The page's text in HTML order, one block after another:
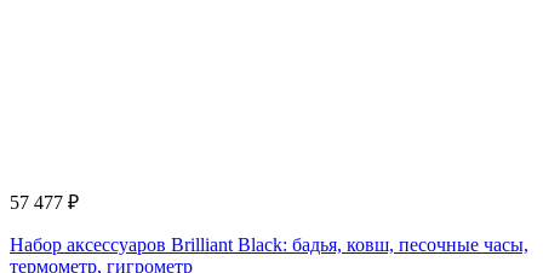
57 477 ₽
Набор аксессуаров Brilliant Black: бадья, ковш, песочные часы,
термометр, гигрометр